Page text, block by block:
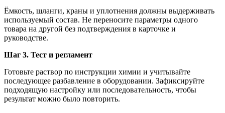
Ёмкость, шланги, краны и уплотнения должны выдерживать
используемый состав. Не переносите параметры одного
товара на другой без подтверждения в карточке и
руководстве.
Шаг 3. Тест и регламент
Готовьте раствор по инструкции химии и учитывайте
последующее разбавление в оборудовании. Зафиксируйте
подходящую настройку или последовательность, чтобы
результат можно было повторить.